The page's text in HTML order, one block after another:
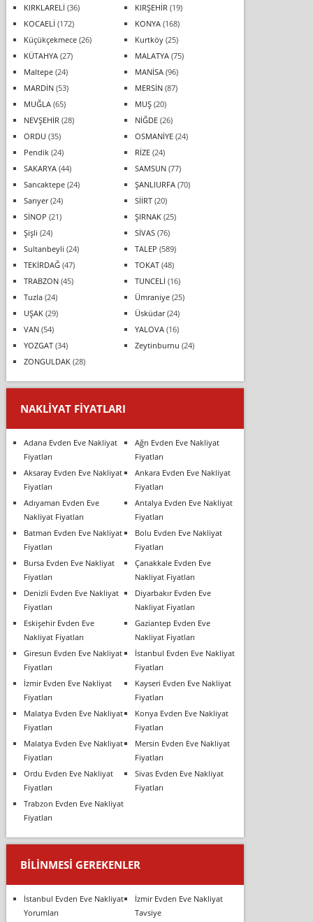
KIRKLARELİ (36) KIRŞEHİR (19)
KOCAELİ (172) KONYA(168)
Küçükçekmece(26) Kurtköy(25)
KÜTAHYA(27) MALATYA(75)
Maltepe(24) MANİSA(96)
MARDİN(53) MERSİN(87)
MUĞLA(65) MUŞ(20)
NEVŞEHİR (28) NİĞDE(26)
ORDU (35) OSMANİYE(24)
Pendik(24) RİZE(24)
SAKARYA(44) SAMSUN(77)
Sancaktepe(24) ŞANLIURFA(70)
Sarıyer(24) SİİRT(20)
SİNOP (21) ŞIRNAK(25)
Şişli (24) SİVAS(76)
Sultanbeyli (24) TALEP (589)
TEKİRDAĞ(47) TOKAT(48)
TRABZON(45) TUNCELİ (16)
Tuzla(24) Ümraniye(25)
UŞAK(29) Üsküdar(24)
VAN(54) YALOVA(16)
YOZGAT(34) Zeytinburnu (24)
ZONGULDAK(28)
NAKLIYAT FIYATLARI
Adana Evden Eve Nakliyat
Fiyatları
Ağrı Evden Eve Nakliyat
Fiyatları
Aksaray Evden Eve Nakliyat
Fiyatları
Ankara Evden Eve Nakliyat
Fiyatları
Adıyaman Evden Eve
Nakliyat Fiyatları
Antalya Evden Eve Nakliyat
Fiyatları
Batman Evden Eve Nakliyat
Fiyatları
Bolu Evden Eve Nakliyat
Fiyatları
Bursa Evden Eve Nakliyat
Fiyatları
Çanakkale Evden Eve
Nakliyat Fiyatları
Denizli Evden Eve Nakliyat
Fiyatları
Diyarbakır Evden Eve
Nakliyat Fiyatları
Eskişehir Evden Eve
Nakliyat Fiyatları
Gaziantep Evden Eve
Nakliyat Fiyatları
Giresun Evden Eve Nakliyat
Fiyatları
İstanbul Evden Eve Nakliyat
Fiyatları
İzmir Evden Eve Nakliyat
Fiyatları
Kayseri Evden Eve Nakliyat
Fiyatları
Malatya Evden Eve Nakliyat
Fiyatları
Konya Evden Eve Nakliyat
Fiyatları
Malatya Evden Eve Nakliyat
Fiyatları
Mersin Evden Eve Nakliyat
Fiyatları
Ordu Evden Eve Nakliyat
Fiyatları
Sivas Evden Eve Nakliyat
Fiyatları
Trabzon Evden Eve Nakliyat
Fiyatları
BILINMESI GEREKENLER
İstanbul Evden Eve Nakliyat
Yorumları
İzmir Evden Eve Nakliyat
Tavsiye